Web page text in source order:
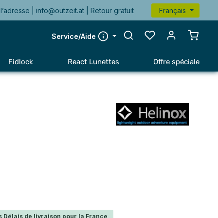
|info@outzeit.at | Retour gratuit Français
Service/Aide
Le
Fidlock React Lunettes Offre spéciale
Délais de livraison pour la France